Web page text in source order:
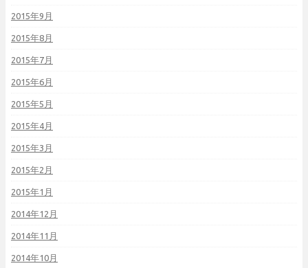
2015年9月
2015年8月
2015年7月
2015年6月
2015年5月
2015年4月
2015年3月
2015年2月
2015年1月
2014年12月
2014年11月
2014年10月